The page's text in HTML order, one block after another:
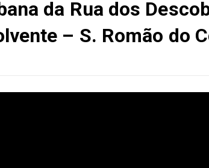
da Rua dos
– S. Romão do